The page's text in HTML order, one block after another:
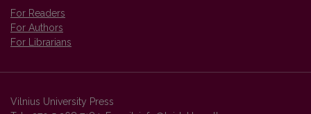
For Readers
For Authors
For Librarians
Vilnius University Press